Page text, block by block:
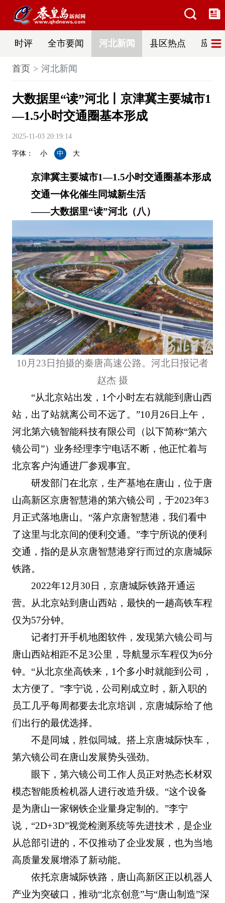
时评 全市要闻 河北新闻 县区热点 应急
首页 河北新闻
大数据里“读”河北丨京津冀主要城市1
—1.5小时交通圈基本形成
2025-11-03 20:19:14
字体： 小 中 大
京津冀主要城市1—1.5小时交通圈基本形成
交通一体化催生同城新生活
——大数据里“读”河北（八）
10月23日拍摄的秦唐高速公路。河北日报记者
赵杰 摄
“从北京站出发，1个小时左右就能到唐山西
站，出了站就离公司不远了。”10月26日上午，
河北第六镜智能科技有限公司（以下简称“第六
镜公司”）业务经理李宁电话不断，他正忙着与
北京客户沟通进厂参观事宜。
研发部门在北京，生产基地在唐山，位于唐
山高新区京唐智慧港的第六镜公司，于2023年3
月正式落地唐山。“落户京唐智慧港，我们看中
了这里与北京间的便利交通。”李宁所说的便利
交通，指的是从京唐智慧港穿行而过的京唐城际
铁路。
2022年12月30日，京唐城际铁路开通运
营。从北京站到唐山西站，最快的一趟高铁车程
仅为57分钟。
记者打开手机地图软件，发现第六镜公司与
唐山西站相距不足3公里，导航显示车程仅为6分
钟。“从北京坐高铁来，1个多小时就能到公司，
太方便了。”李宁说，公司刚成立时，新入职的
员工几乎每周都要去北京培训，京唐城际给了他
们出行的最优选择。
不是同城，胜似同城。搭上京唐城际快车，
第六镜公司在唐山发展势头强劲。
眼下，第六镜公司工作人员正对热态长材双
模态智能质检机器人进行改造升级。“这个设备
是为唐山一家钢铁企业量身定制的。”李宁
说，“2D+3D”视觉检测系统等先进技术，是企业
从总部引进的，不仅推动了企业发展，也为当地
高质量发展增添了新动能。
依托京唐城际铁路，唐山高新区正以机器人
产业为突破口，推动“北京创意”与“唐山制造”深